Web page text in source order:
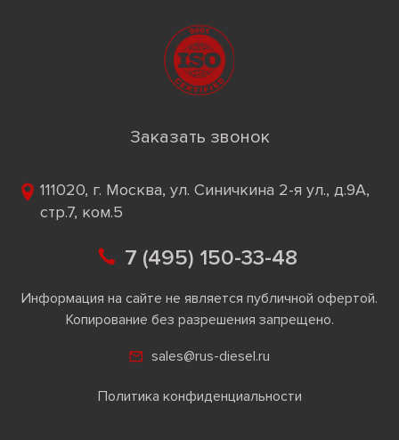
Заказать звонок
111020, г. Москва, ул. Синичкина 2-я ул., д.9А,
стр.7, ком.5
7 (495) 150-33-48
Информация на сайте не является публичной офертой.
Копирование без разрешения запрещено.
sales@rus-diesel.ru
Политика конфиденциальности